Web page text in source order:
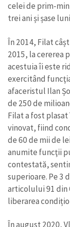
celei de prim-
trei ani și șase
În 2014, Filat
2015, la cererea
acestuia îi este
exercitând
afaceristul Ilan
de 250 de
Filat a fost
vinovat, fiind
de 60 de mii de
anumite funcţii
contestată,
superioare. Pe 3
articolului 91 din
liberarea
În august 2020,
ȘTIREA MEA
Titlu+
+
Link +